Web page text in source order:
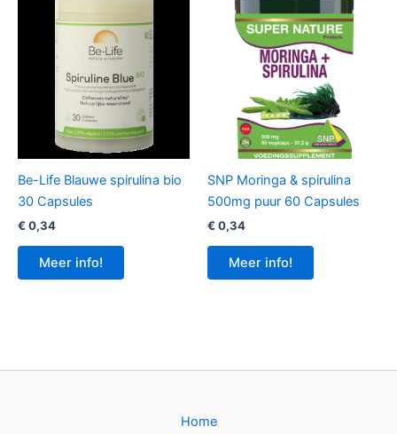
Be-Life Blauwe spirulina bio
30 Capsules
€ 0,34
Meer info!
SNP Moringa & spirulina
500mg puur 60 Capsules
€ 0,34
Meer info!
Home